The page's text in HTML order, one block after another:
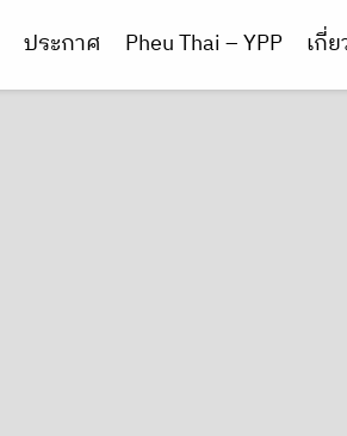
ประกาศ Pheu Thai – YPP เกี่